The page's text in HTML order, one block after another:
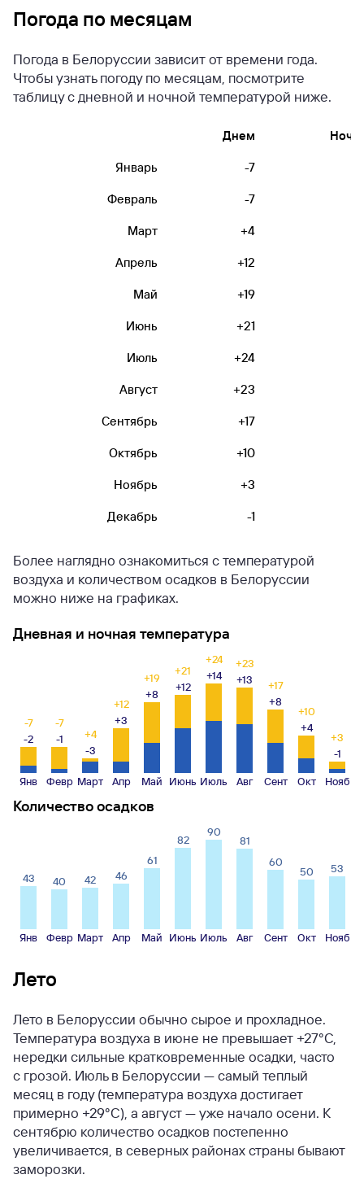
Погода по месяцам
Погода в Белоруссии зависит от времени года.
Чтобы узнать погоду по месяцам, посмотрите
таблицу с дневной и ночной температурой ниже.
Днем
Январь -7
Февраль -7
Март +4
Апрель +12
Май +19
Июнь +21
Июль +24
Август +23
Сентябрь +17
Октябрь +10
Ноябрь +3
Декабрь -1
Более наглядно ознакомиться с температурой
воздуха и количеством осадков в Белоруссии
можно ниже на графиках.
Дневная и ночная температура
-7
-2
Янв
-7
-1
Февр
+4
-3
Март
+12
+3
Апр
+19
+8
Май
+21
+12
Июнь
+24
+14
Июль
+23
+13
Авг
+17
+8
Сент
+10
+4
Окт
+3
-1
Нояб
Количество осадков
43
Янв
40
Февр
42
Март
46
Апр
61
Май
82
Июнь
90
Июль
81
Авг
60
Сент
50
Окт
53
Нояб
Лето
Лето в Белоруссии обычно сырое и прохладное.
Температура воздуха в июне не превышает +27°С,
нередки сильные кратковременные осадки, часто
с грозой. Июль в Белоруссии — самый теплый
месяц в году (температура воздуха достигает
примерно +29°С), а август — уже начало осени. К
сентябрю количество осадков постепенно
увеличивается, в северных районах страны бывают
заморозки.